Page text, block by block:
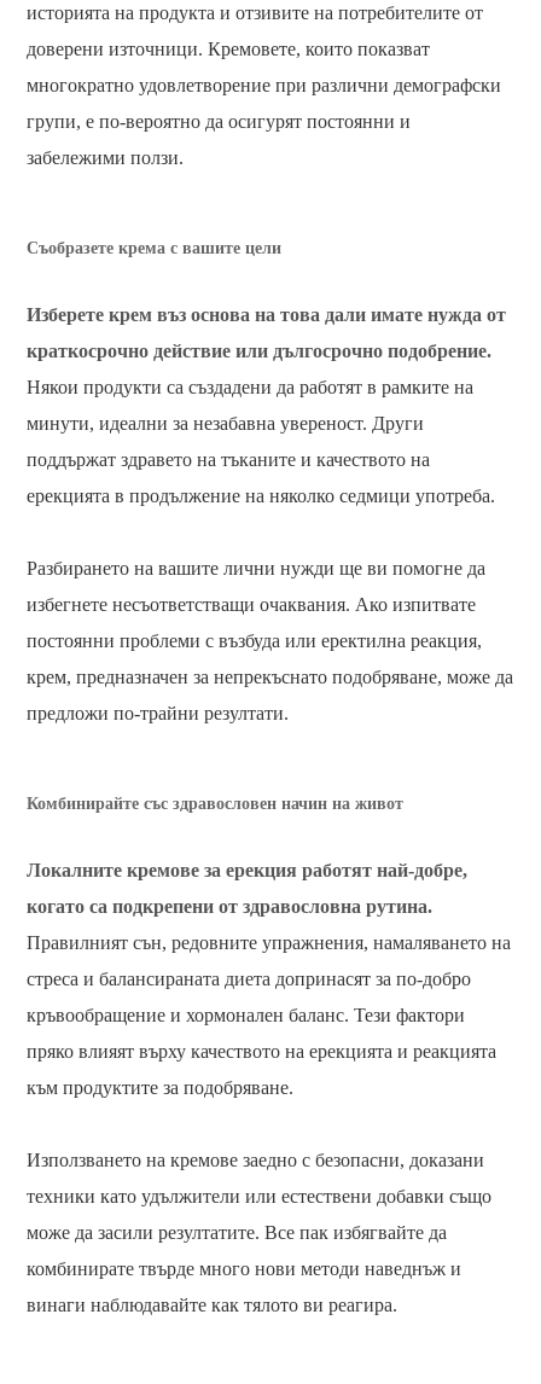
историята на продукта и отзивите на потребителите от
доверени източници. Кремовете, които показват
многократно удовлетворение при различни демографски
групи, е по-вероятно да осигурят постоянни и
забележими ползи.
Съобразете крема с вашите цели
Изберете крем въз основа на това дали имате нужда от
краткосрочно действие или дългосрочно подобрение.
Някои продукти са създадени да работят в рамките на
минути, идеални за незабавна увереност. Други
поддържат здравето на тъканите и качеството на
ерекцията в продължение на няколко седмици употреба.
Разбирането на вашите лични нужди ще ви помогне да
избегнете несъответстващи очаквания. Ако изпитвате
постоянни проблеми с възбуда или еректилна реакция,
крем, предназначен за непрекъснато подобряване, може да
предложи по-трайни резултати.
Комбинирайте със здравословен начин на живот
Локалните кремове за ерекция работят най-добре,
когато са подкрепени от здравословна рутина.
Правилният сън, редовните упражнения, намаляването на
стреса и балансираната диета допринасят за по-добро
кръвообращение и хормонален баланс. Тези фактори
пряко влияят върху качеството на ерекцията и реакцията
към продуктите за подобряване.
Използването на кремове заедно с безопасни, доказани
техники като удължители или естествени добавки също
може да засили резултатите. Все пак избягвайте да
комбинирате твърде много нови методи наведнъж и
винаги наблюдавайте как тялото ви реагира.